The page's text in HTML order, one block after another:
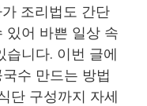
조리법도 간단
있어 바쁜 일상 속
습니다. 이번 글에
수 만드는 방법
단 구성까지 자세